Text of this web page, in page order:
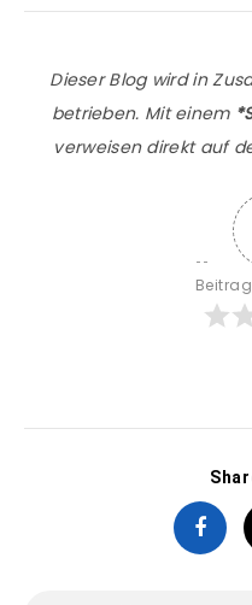
Dieser Blog wird in
betrieben. Mit einem
verweisen direkt auf